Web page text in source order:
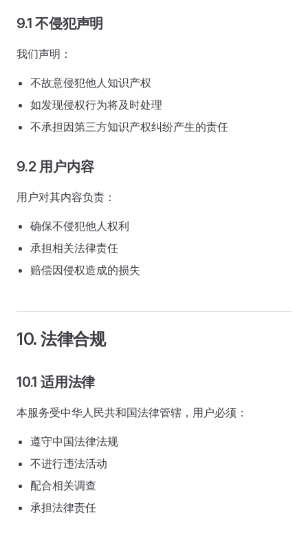
9.1 不侵犯声明
我们声明：
不故意侵犯他人知识产权
如发现侵权行为将及时处理
不承担因第三方知识产权纠纷产生的责任
9.2 用户内容
用户对其内容负责：
确保不侵犯他人权利
承担相关法律责任
赔偿因侵权造成的损失
10. 法律合规
10.1 适用法律
本服务受中华人民共和国法律管辖，用户必须：
遵守中国法律法规
不进行违法活动
配合相关调查
承担法律责任